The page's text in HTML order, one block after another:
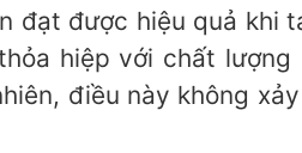
đạt được hiệu quả khi
hiệp với chất lượng
điều này không